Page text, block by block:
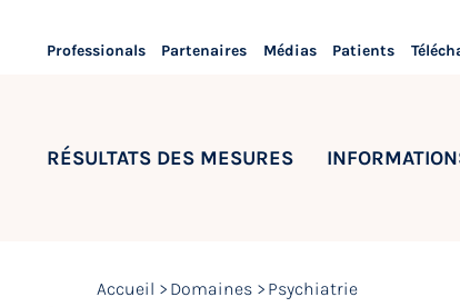
Professionals Partenaires Médias Patients
RÉSULTATS DES MESURES
Accueil Domaines Psychiatrie